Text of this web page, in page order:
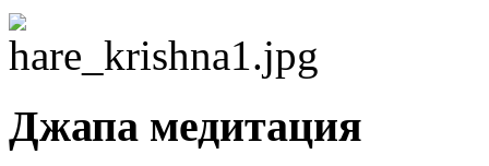
Джапа медитация